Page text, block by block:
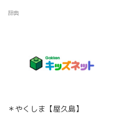
辞典
＊やくしま【屋久島】